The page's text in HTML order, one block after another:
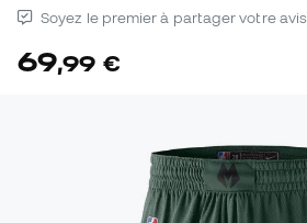
Soyez le premier à partager votre avis
69,99 €